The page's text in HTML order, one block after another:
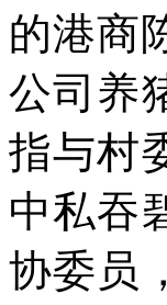
的港商
公司养
指与村
中私吞
协委员